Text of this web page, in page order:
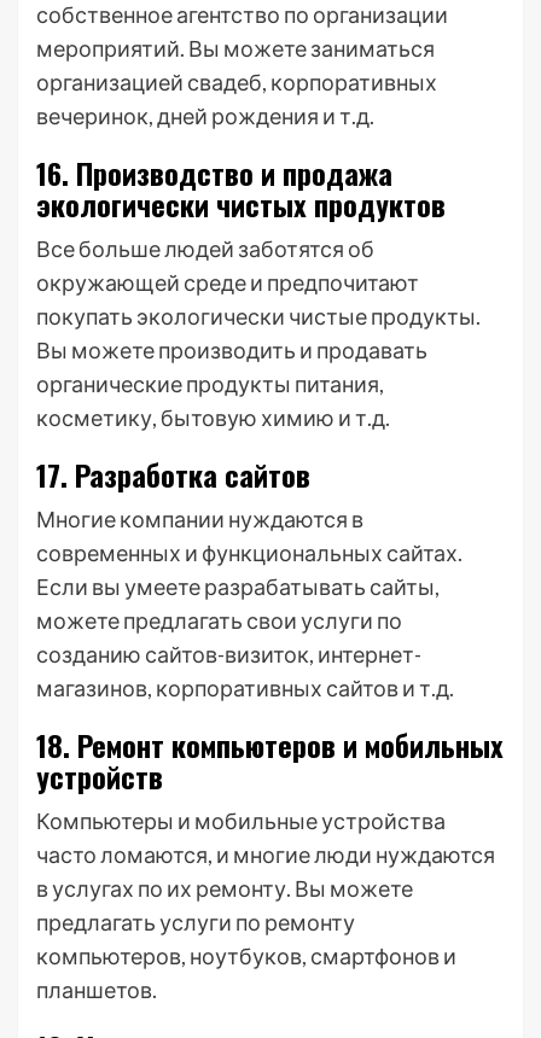
собственное агентство по организации
мероприятий. Вы можете заниматься
организацией свадеб, корпоративных
вечеринок, дней рождения и т.д.
16. Производство и продажа
экологически чистых продуктов
Все больше людей заботятся об
окружающей среде и предпочитают
покупать экологически чистые продукты.
Вы можете производить и продавать
органические продукты питания,
косметику, бытовую химию и т.д.
17. Разработка сайтов
Многие компании нуждаются в
современных и функциональных сайтах.
Если вы умеете разрабатывать сайты,
можете предлагать свои услуги по
созданию сайтов-визиток, интернет-
магазинов, корпоративных сайтов и т.д.
18. Ремонт компьютеров и мобильных
устройств
Компьютеры и мобильные устройства
часто ломаются, и многие люди нуждаются
в услугах по их ремонту. Вы можете
предлагать услуги по ремонту
компьютеров, ноутбуков, смартфонов и
планшетов.